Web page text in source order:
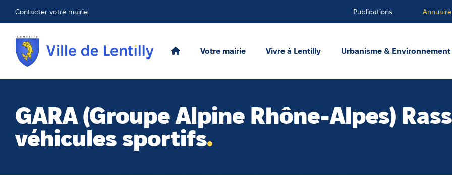
Contacter votre mairie Publications Annuaire
Votre mairie Vivre à Lentilly Urbanisme & Environnement
GARA (Groupe Alpine Rhône-Alpes)
véhicules sportifs